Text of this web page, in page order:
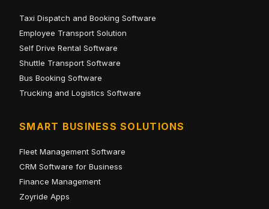
Taxi Dispatch and Booking Software
Employee Transport Solution
Self Drive Rental Software
Shuttle Transport Software
Bus Booking Software
Trucking and Logistics Software
SMART BUSINESS SOLUTIONS
Fleet Management Software
CRM Software for Business
Finance Management
Zoyride Apps